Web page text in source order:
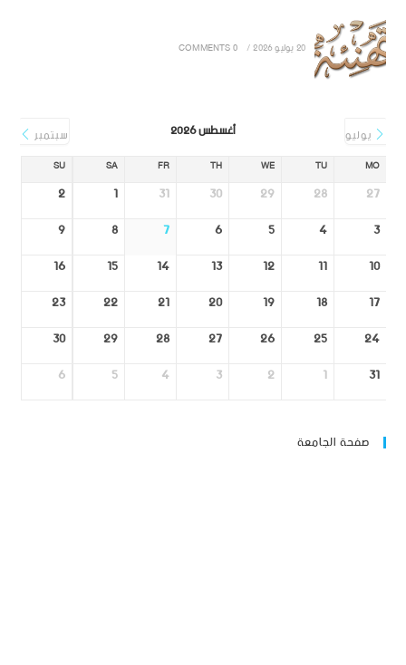
20 يوليو 2026 /
0 COMMENTS
يوليو أغسطس 2026 سبتمبر
MO
TU
WE
TH
FR
SA
SU
27
28
29
30
31
1
2
3
4
5
6
7
8
9
10
11
12
13
14
15
16
17
18
19
20
21
22
23
24
25
26
27
28
29
30
31
1
2
3
4
5
6
صفحة الجامعة